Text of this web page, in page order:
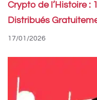
Crypto de l’Histoire :
Distribués
17/01/2026